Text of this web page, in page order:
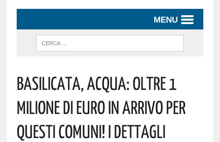
MENU
Basilicata, Acqua: Oltre 1
Milione Di Euro In Arrivo Per
Questi Comuni! I Dettagli